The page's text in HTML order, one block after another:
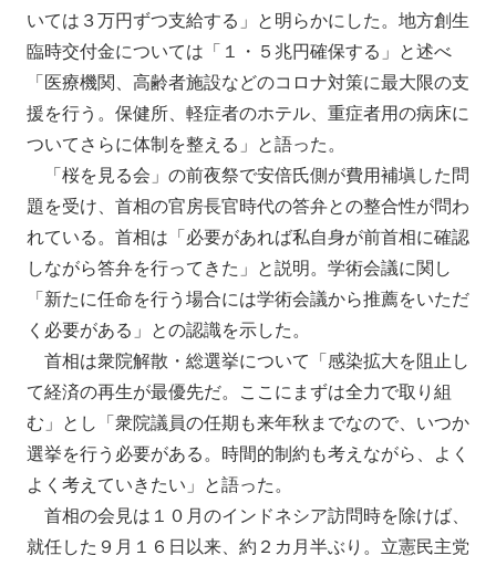
いては３万円ずつ支給する」と明らかにした。地方創生
臨時交付金については「１・５兆円確保する」と述べ
「医療機関、高齢者施設などのコロナ対策に最大限の支
援を行う。保健所、軽症者のホテル、重症者用の病床に
ついてさらに体制を整える」と語った。
「桜を見る会」の前夜祭で安倍氏側が費用補塡した問
題を受け、首相の官房長官時代の答弁との整合性が問わ
れている。首相は「必要があれば私自身が前首相に確認
しながら答弁を行ってきた」と説明。学術会議に関し
「新たに任命を行う場合には学術会議から推薦をいただ
く必要がある」との認識を示した。
首相は衆院解散・総選挙について「感染拡大を阻止し
て経済の再生が最優先だ。ここにまずは全力で取り組
む」とし「衆院議員の任期も来年秋までなので、いつか
選挙を行う必要がある。時間的制約も考えながら、よく
よく考えていきたい」と語った。
首相の会見は１０月のインドネシア訪問時を除けば、
就任した９月１６日以来、約２カ月半ぶり。立憲民主党